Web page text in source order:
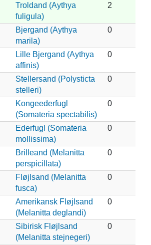
Troldand (Aythya
fuligula)
2
Bjergand (Aythya
marila)
0
Lille Bjergand (Aythya
affinis)
0
Stellersand (Polysticta
stelleri)
0
Kongeederfugl
(Somateria spectabilis)
0
Ederfugl (Somateria
mollissima)
0
Brilleand (Melanitta
perspicillata)
0
Fløjlsand (Melanitta
fusca)
0
Amerikansk Fløjlsand
(Melanitta deglandi)
0
Sibirisk Fløjlsand
(Melanitta stejnegeri)
0